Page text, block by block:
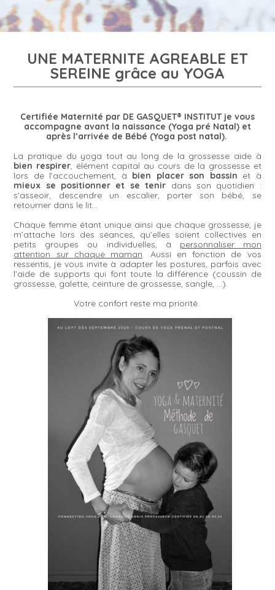
UNE MATERNITE AGREABLE ET
SEREINE grâce au YOGA
Certifiée Maternité par DE GASQUET® INSTITUTje vous
accompagne avant la naissance (Yoga pré Natal) et
après l’arrivée de Bébé (Yoga post natal).
La pratique du yoga tout au long de la grossesse aide à
bien respirer, élément capital au cours de la grossesse et
lors de l’accouchement, à bien placer son bassin et à
mieux se positionner et se tenir dans son quotidien :
s’asseoir, descendre un escalier, porter son bébé, se
retourner dans le lit…
Chaque femme étant unique ainsi que chaque grossesse, je
m’attache lors des séances, qu’elles soient collectives en
petits groupes ou individuelles, à personnaliser mon
attention sur chaque maman. Aussi en fonction de vos
ressentis, je vous invite à adapter les postures, parfois avec
l’aide de supports qui font toute la différence (coussin de
grossesse, galette, ceinture de grossesse, sangle, …).
Votre confort reste ma priorité.